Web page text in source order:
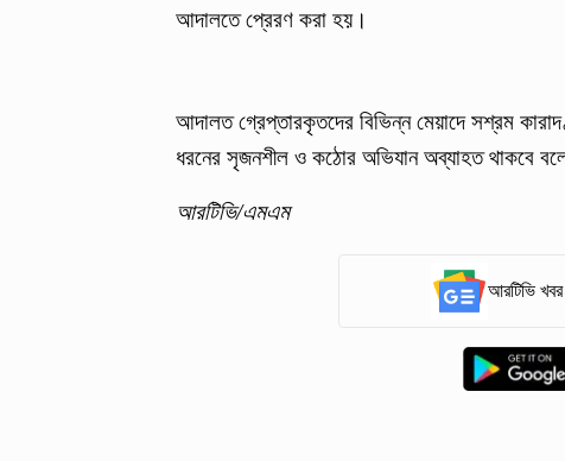
আদালতে প্রেরণ করা হয়।
আদালত গ্রেপ্তারকৃতদের বিভিন্ন মেয়াদে সশ্রম
ধরনের সৃজনশীল ও কঠোর অভিযান অব্যাহত থাকবে
আরটিভি/এমএম
আরটিভি